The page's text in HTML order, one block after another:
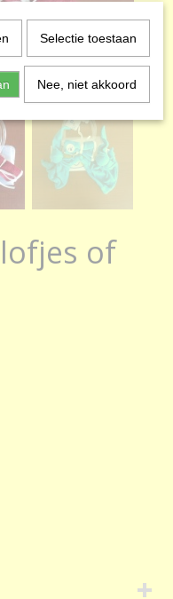
of
Selectie toestaan
Nee, niet akkoord